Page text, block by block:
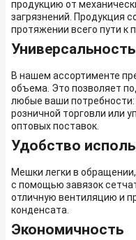
продукцию от
загрязнений. Продукция
протяжении всего пути к
В нашем ассортименте
объема. Это позволяет
любые ваши
розничной торговли или
оптовых поставок.
Удобство
Мешки легки в
c помощью завязок
отличную вентиляцию и
конденсата.
Экономичность